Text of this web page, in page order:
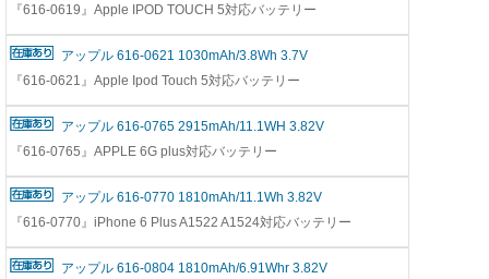
『616-0619』Apple IPOD TOUCH 5対応バッテリー
アップル 616-0621 1030mAh/3.8Wh 3.7V
『616-0621』Apple Ipod Touch 5対応バッテリー
アップル 616-0765 2915mAh/11.1WH 3.82V
『616-0765』APPLE 6G plus対応バッテリー
アップル 616-0770 1810mAh/11.1Wh 3.82V
『616-0770』iPhone 6 Plus A1522 A1524対応バッテリー
アップル 616-0804 1810mAh/6.91Whr 3.82V